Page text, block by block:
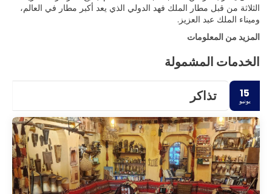
الثلاثة من قبل مطار الملك فهد الدولي الذي يعد أكبر مطار في العالم،
وميناء الملك عبد العزيز.
المزيد من المعلومات
الخدمات المشمولة
15
يونيو تذاكر